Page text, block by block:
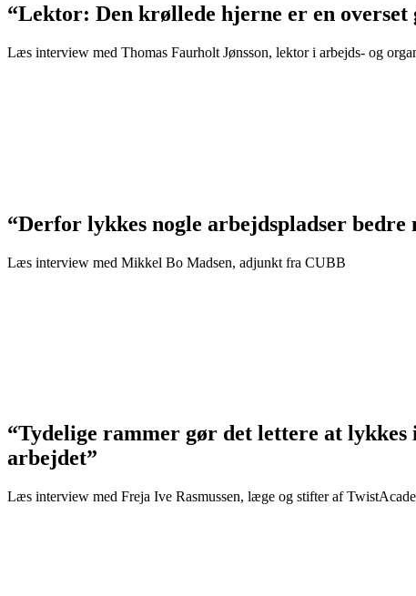
“Lektor: Den krøllede hjerne er en overset
Læs interview med Thomas Faurholt Jønsson, lektor i arbejds- og
“Derfor lykkes nogle arbejdspladser bedre
Læs interview med Mikkel Bo Madsen, adjunkt fra CUBB
“Tydelige rammer gør det lettere at lykkes
arbejdet”
Læs interview med Freja Ive Rasmussen, læge og stifter af